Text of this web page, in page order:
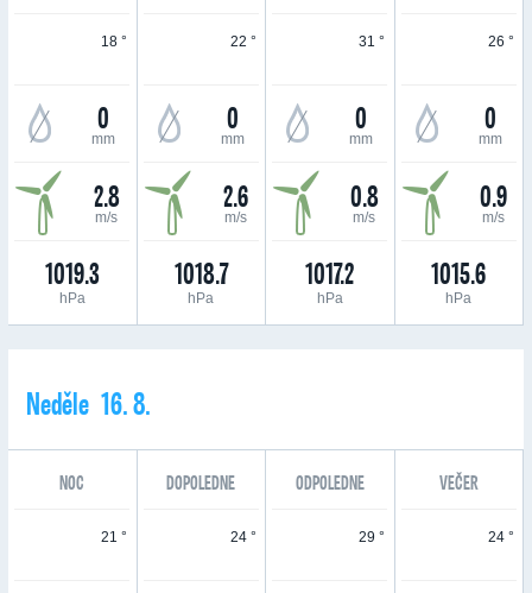
18 °
0
mm
2.8
m/s
1019.3
hPa
22 °
0
mm
2.6
m/s
1018.7
hPa
31 °
0
mm
0.8
m/s
1017.2
hPa
26 °
0
mm
0.9
m/s
1015.6
hPa
Neděle 16. 8.
NOC DOPOLEDNE ODPOLEDNE VEČER
21 ° 24 ° 29 ° 24 °